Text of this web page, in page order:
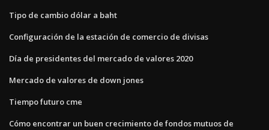
Tipo de cambio dólar a baht
Configuración de la estación de comercio de divisas
Día de presidentes del mercado de valores 2020
Mercado de valores de down jones
Tiempo futuro cme
Cómo encontrar un buen crecimiento de fondos mutuos de